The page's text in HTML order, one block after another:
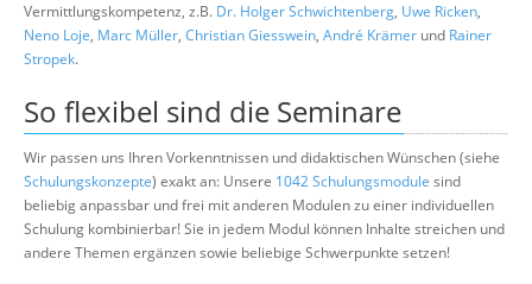
Vermittlungskompetenz, z.B. Dr. Holger Schwichtenberg, Uwe Ricken,
Neno Loje, Marc Müller, Christian Giesswein, André Krämer und Rainer
Stropek.
So flexibel sind die Seminare
Wir passen uns Ihren Vorkenntnissen und didaktischen Wünschen (siehe
Schulungskonzepte) exakt an: Unsere 1042 Schulungsmodule sind
beliebig anpassbar und frei mit anderen Modulen zu einer individuellen
Schulung kombinierbar! Sie in jedem Modul können Inhalte streichen und
andere Themen ergänzen sowie beliebige Schwerpunkte setzen!